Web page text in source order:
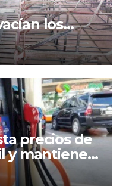
los
Adentro en
precios de
y mantiene